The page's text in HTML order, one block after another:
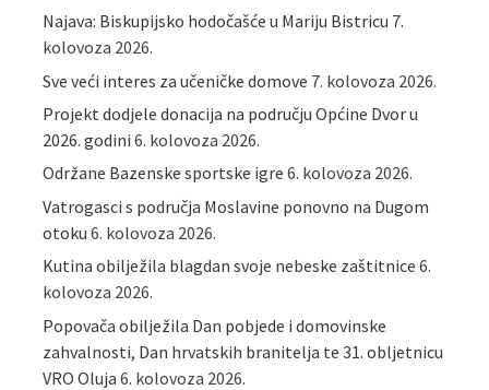
Najava: Biskupijsko hodočašće u Mariju Bistricu 7.
kolovoza 2026.
Sve veći interes za učeničke domove 7. kolovoza 2026.
Projekt dodjele donacija na području Općine Dvor u
2026. godini 6. kolovoza 2026.
Održane Bazenske sportske igre 6. kolovoza 2026.
Vatrogasci s područja Moslavine ponovno na Dugom
otoku 6. kolovoza 2026.
Kutina obilježila blagdan svoje nebeske zaštitnice 6.
kolovoza 2026.
Popovača obilježila Dan pobjede i domovinske
zahvalnosti, Dan hrvatskih branitelja te 31. obljetnicu
VRO Oluja 6. kolovoza 2026.